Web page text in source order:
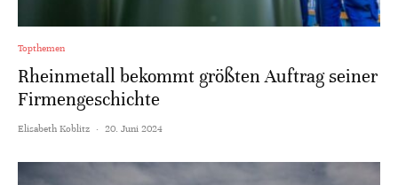
Topthemen
Rheinmetall bekommt größten Auftrag seiner
Firmengeschichte
Elisabeth Koblitz · 20. Juni 2024